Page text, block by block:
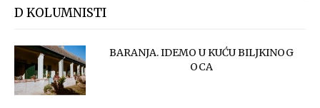
D KOLUMNISTI
BARANJA. IDEMO U KUĆU BILJKINOG
OCA